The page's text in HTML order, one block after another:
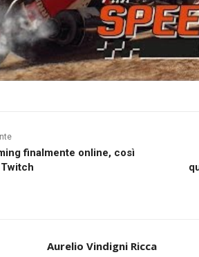
finalmente online, così
Aurelio Vindigni Ricca